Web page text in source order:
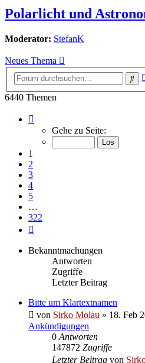
Polarlicht und
Moderator: StefanK
Neues Thema
6440 Themen
von
Gehe zu Seite:
1
2
3
4
5
…
322
Bekanntmachungen
Antworten
Zugriffe
Letzter Beitrag
Bitte um Klartextnamen
von Sirko Molau » 18. Feb
Ankündigungen
0 Antworten
147872 Zugriffe
Letzter Beitrag von